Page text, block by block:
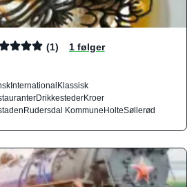
(1) 1 følger
InternationalKlassisk
DrikkestederKroer
Rudersdal KommuneHolteSøllerød